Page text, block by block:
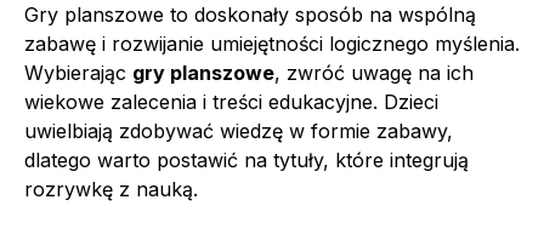
Gry planszowe to doskonały sposób na wspólną
zabawę i rozwijanie umiejętności logicznego myślenia.
Wybierając gry planszowe, zwróć uwagę na ich
wiekowe zalecenia i treści edukacyjne. Dzieci
uwielbiają zdobywać wiedzę w formie zabawy,
dlatego warto postawić na tytuły, które integrują
rozrywkę z nauką.